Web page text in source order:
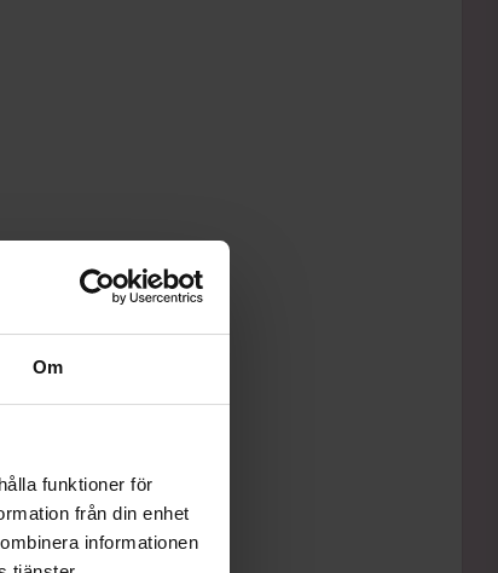
Om
funktioner för
från din enhet
informationen